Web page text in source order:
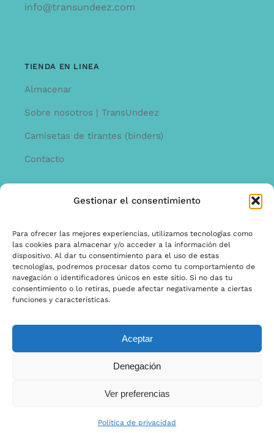
Gestionar el consentimiento
Para ofrecer las mejores experiencias, utilizamos tecnologías como
las cookies para almacenar y/o acceder a la información del
dispositivo. Al dar tu consentimiento para el uso de estas
tecnologías, podremos procesar datos como tu comportamiento de
navegación o identificadores únicos en este sitio. Si no das tu
consentimiento o lo retiras, puede afectar negativamente a ciertas
funciones y características.
Aceptar
Denegación
Ver preferencias
Política de privacidad
info@transundeez.com
TIENDA EN LINEA
Almacenar
Sobre nosotros | TransUndeez
Camisetas de tirantes (binders)
Contacto
INFORMACíON
Offerta
garantía y quejas
Términos y condiciones
Política de privacidad
Internetbureau Scriptex